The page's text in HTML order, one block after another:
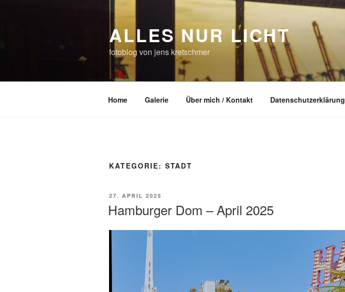
ALLES NUR LICHT
fotoblog von jens kretschmer
Home Galerie Über mich / Kontakt Datenschutzerklärung
KATEGORIE: STADT
VERÖFFENTLICHT
27. APRIL 2025
Hamburger Dom – April 2025